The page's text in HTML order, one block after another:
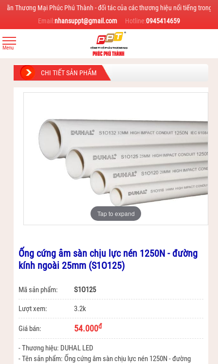
Mại Phúc Phú Thành - đối tác của các thương hiệu nổi tiếng trong ngành
Email:nhansuppt@gmail.com Hotline:0945414659
CHI TIẾT SẢN PHẨM
Tap to expand
Ống cứng âm sàn chịu lực nén 1250N - đường
kính ngoài 25mm (S1O125)
Mã sản phẩm: S1O125
Lượt xem: 3.2k
Giá bán: 54.000đ
- Thương hiệu: DUHAL LED
- Tên sản phẩm: Ống cứng âm sàn chịu lực nén 1250N - đường